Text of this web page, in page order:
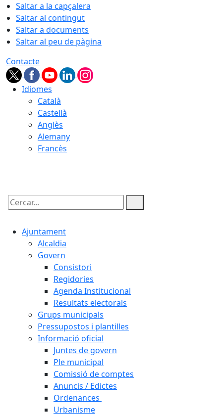
Saltar a la capçalera
Saltar al contingut
Saltar a documents
Saltar al peu de pàgina
Contacte
Idiomes
Català
Castellà
Anglès
Alemany
Francès
Cercar:
Ajuntament
Alcaldia
Govern
Consistori
Regidories
Agenda Institucional
Resultats electorals
Grups municipals
Pressupostos i plantilles
Informació oficial
Juntes de govern
Ple municipal
Comissió de comptes
Anuncis / Edictes
Ordenances
Urbanisme